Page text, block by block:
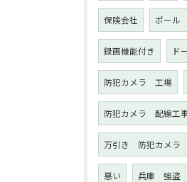
保険会社 ポール
録画機能付き ド
防犯カメラ 工場
防犯カメラ 配線工
万引き 防犯カメラ
悪い 兵庫 強盗